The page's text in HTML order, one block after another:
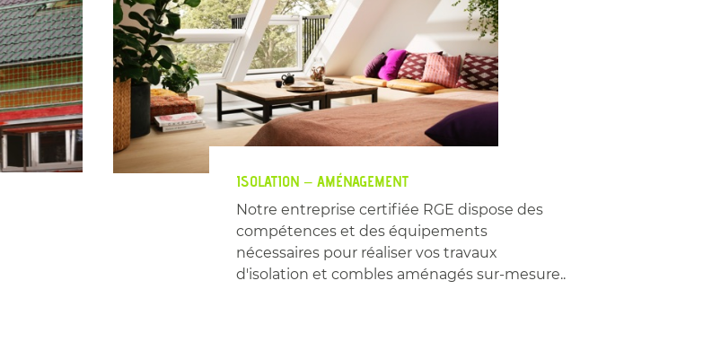
ISOLATION – AMÉNAGEMENT
Notre entreprise certifiée RGE dispose des
compétences et des équipements
nécessaires pour réaliser vos travaux
d'isolation et combles aménagés sur-mesure..